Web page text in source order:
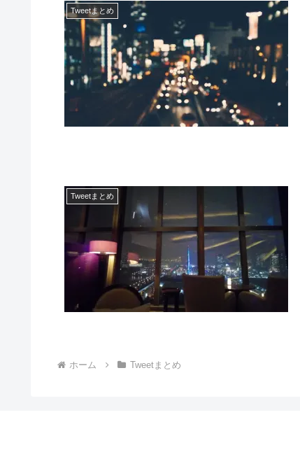
Tweetまとめ
Tweetまとめ
ホーム Tweetまとめ